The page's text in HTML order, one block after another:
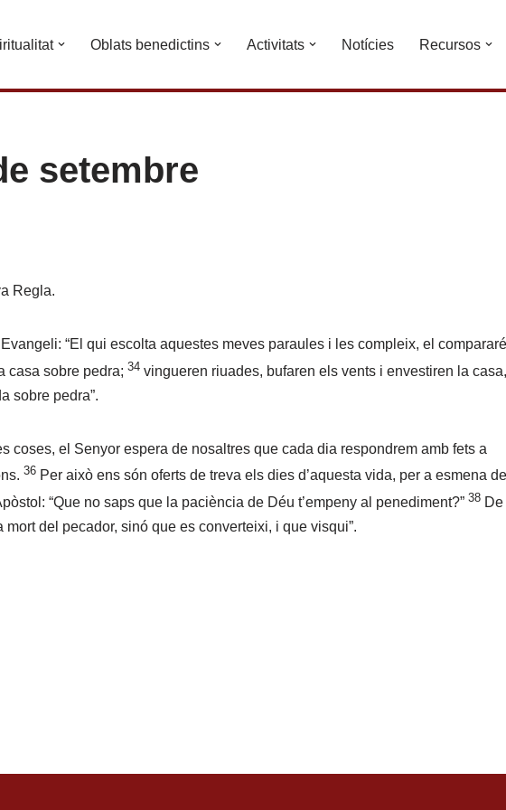
Oblats benedictins Activitats Notícies Recursos
setembre
Regla.
“El qui escolta aquestes meves paraules i les compleix, el
casa sobre pedra; 34vingueren riuades, bufaren els vents i envestiren la
sobre pedra”.
coses, el Senyor espera de nosaltres que cada dia respondrem amb fets a
36Per això ens són oferts de treva els dies d’aquesta vida, per a esmena
“Que no saps que la paciència de Déu t’empeny al penediment?” 38De
mort del pecador, sinó que es converteixi, i que visqui”.